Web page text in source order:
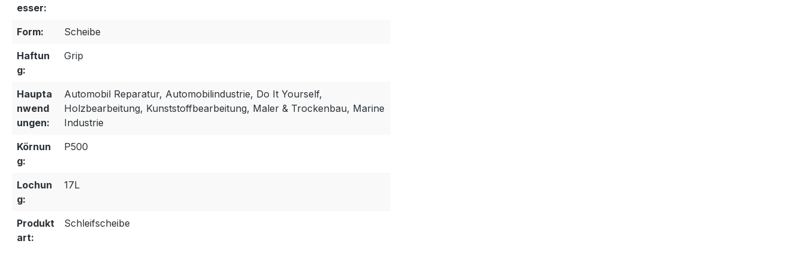
esser:
Form:
Scheibe
Haftun
g:
Grip
Haupta
nwend
ungen:
Automobil Reparatur, Automobilindustrie, Do It Yourself,
Holzbearbeitung, Kunststoffbearbeitung, Maler & Trockenbau, Marine
Industrie
Körnun
g:
P500
Lochun
g:
17L
Produkt
art:
Schleifscheibe